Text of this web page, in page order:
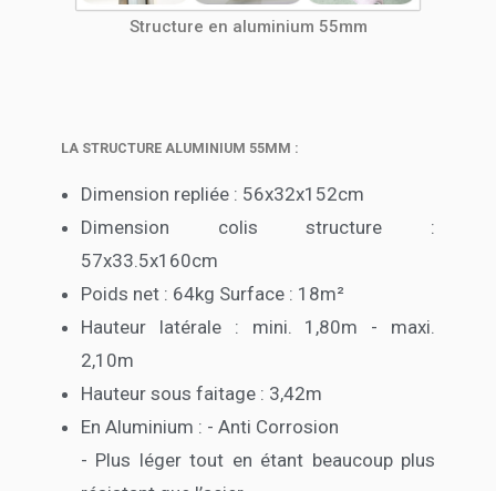
Structure en aluminium 55mm
LA STRUCTURE ALUMINIUM 55MM :
Dimension repliée : 56x32x152cm
Dimension colis structure :
57x33.5x160cm
Poids net : 64kg Surface : 18m²
Hauteur latérale : mini. 1,80m - maxi.
2,10m
Hauteur sous faitage : 3,42m
En Aluminium : - Anti Corrosion
- Plus léger tout en étant beaucoup plus